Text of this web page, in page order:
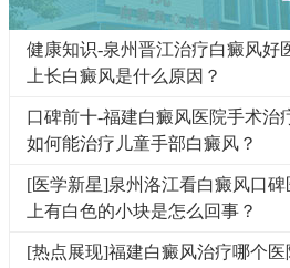
健康知识-泉州晋江治疗白癜风好
上长白癜风是什么原因？
口碑前十-福建白癜风医院手术治
如何能治疗儿童手部白癜风？
[医学新星]泉州洛江看白癜风口
上有白色的小块是怎么回事？
[热点展现]福建白癜风治疗哪个医